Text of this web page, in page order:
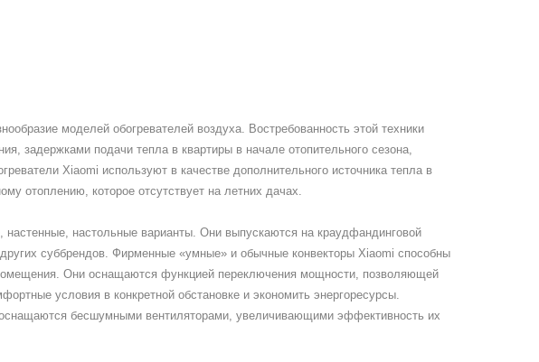
моделей обогревателей воздуха. Востребованность этой техники
задержками подачи тепла в квартиры в начале отопительного сезона,
Xiaomi используют в качестве дополнительного источника тепла в
отоплению, которое отсутствует на летних дачах.
настольные варианты. Они выпускаются на краудфандинговой
суббрендов. Фирменные «умные» и обычные конвекторы Xiaomi способны
Они оснащаются функцией переключения мощности, позволяющей
условия в конкретной обстановке и экономить энергоресурсы.
бесшумными вентиляторами, увеличивающими эффективность их